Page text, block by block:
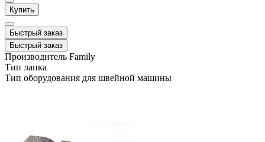
Купить
Быстрый заказ
Быстрый заказ
Производитель Family
Тип лапка
Тип оборудования для швейной машины